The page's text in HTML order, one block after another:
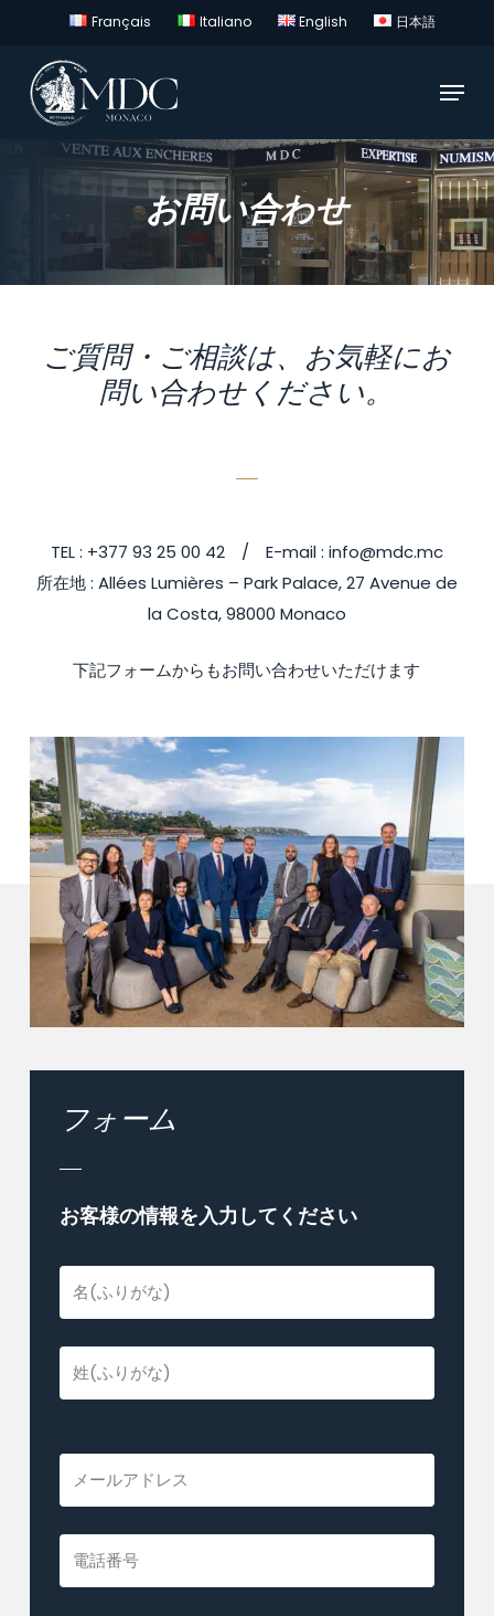
main
content
Français Italiano English 日本語
Menu
お問い合わせ
ご質問・ご相談は、お気軽にお
問い合わせください。
TEL : +377 93 25 00 42 / E-mail : info@mdc.mc
所在地 : Allées Lumières – Park Palace, 27 Avenue de
la Costa, 98000 Monaco
下記フォームからもお問い合わせいただけます
フォーム
お客様の情報を入力してください